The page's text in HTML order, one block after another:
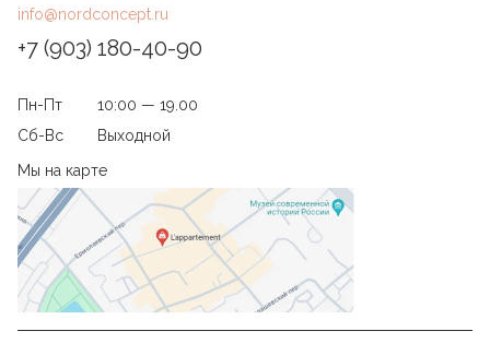
info@nordconcept.ru
+7 (903) 180-40-90
Пн-Пт
10:00 — 19.00
Сб-Вс
Выходной
Мы на карте